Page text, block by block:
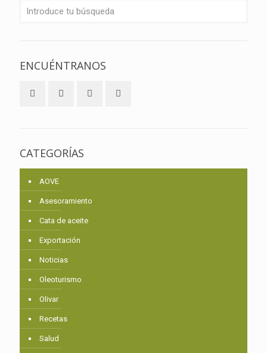
ENCUÉNTRANOS
CATEGORÍAS
AOVE
Asesoramiento
Cata de aceite
Exportación
Noticias
Oleoturismo
Olivar
Recetas
Salud